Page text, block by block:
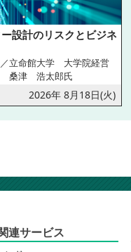
設計のリスクとビジネ
立命館大学 大学院経営
桑津 浩太郎氏
2026年 8月18日(火)
連サービス